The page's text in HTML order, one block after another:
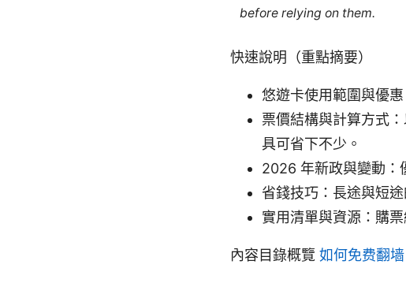
before relying on them.
快速說明（重點摘要）
悠遊卡使用範圍與優
票價結構與計算方式
具可省下不少。
2026 年新政與變動：
省錢技巧：長途與短
實用清單與資源：購
內容目錄概覽 如何免费翻